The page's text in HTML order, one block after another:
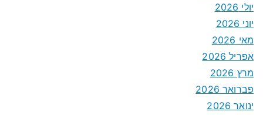
יולי 2026
יוני 2026
מאי 2026
אפריל 2026
מרץ 2026
פברואר 2026
ינואר 2026